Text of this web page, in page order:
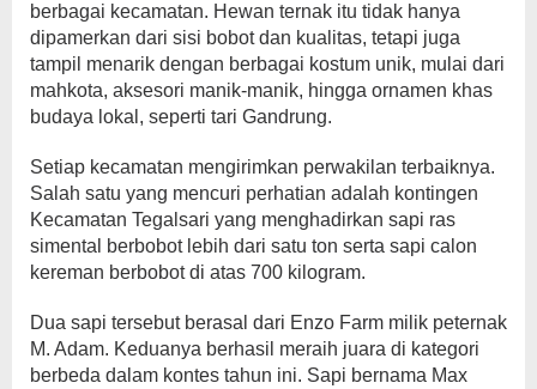
berbagai kecamatan. Hewan ternak itu tidak hanya
dipamerkan dari sisi bobot dan kualitas, tetapi juga
tampil menarik dengan berbagai kostum unik, mulai dari
mahkota, aksesori manik-manik, hingga ornamen khas
budaya lokal, seperti tari Gandrung.
Setiap kecamatan mengirimkan perwakilan terbaiknya.
Salah satu yang mencuri perhatian adalah kontingen
Kecamatan Tegalsari yang menghadirkan sapi ras
simental berbobot lebih dari satu ton serta sapi calon
kereman berbobot di atas 700 kilogram.
Dua sapi tersebut berasal dari Enzo Farm milik peternak
M. Adam. Keduanya berhasil meraih juara di kategori
berbeda dalam kontes tahun ini. Sapi bernama Max